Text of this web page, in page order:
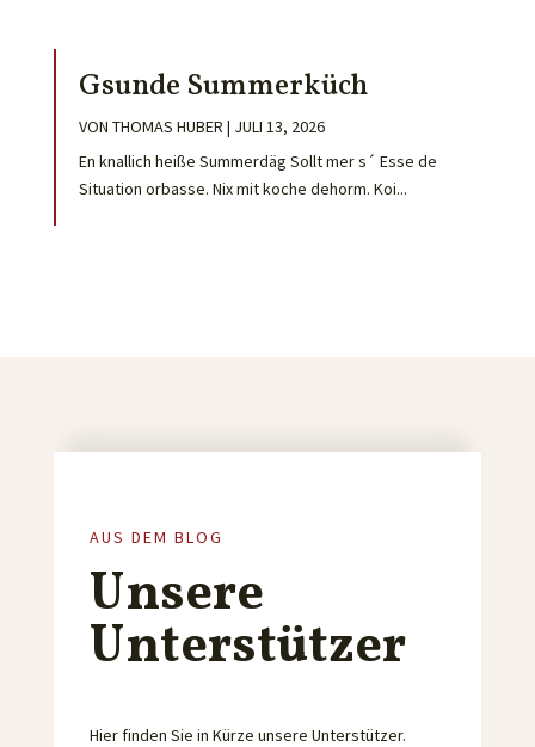
Gsunde Summerküch
VON THOMAS HUBER | JULI 13, 2026
En knallich heiße Summerdäg Sollt mer s´ Esse de
Situation orbasse. Nix mit koche dehorm. Koi...
AUS DEM BLOG
Unsere
Unterstützer
Hier finden Sie in Kürze unsere Unterstützer.